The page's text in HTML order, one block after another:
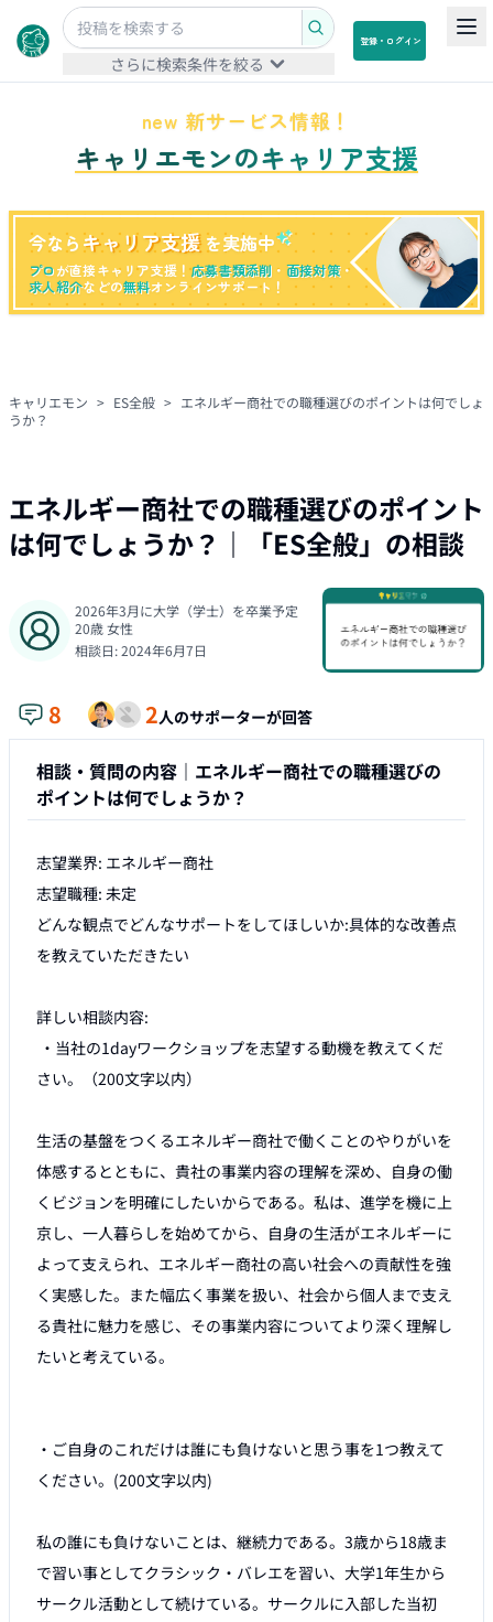
さらに検索条件を絞る
登録・ログイン
new 新サービス情報！
キャリエモンのキャリア支援
今なら キャリア支援 を実施中
プロが直接キャリア支援！応募書類添削 ・ 面接対策・
求人紹介などの無料オンラインサポート！
キャリエモン > ES全般 > エネルギー商社での職種選びのポイントは何でしょ
うか？
エネルギー商社での職種選びのポイント
は何でしょうか？ ｜「ES全般」の相談
2026年3月に大学（学士）を卒業予定
20歳女性
相談日:2024年6月7日
8 2人のサポーターが回答
相談・質問の内容｜ エネルギー商社での職種選びの
ポイントは何でしょうか？
志望業界: エネルギー商社
志望職種: 未定
どんな観点でどんなサポートをしてほしいか:具体的な改善点
を教えていただきたい
詳しい相談内容:
さい。（200文字以内）
生活の基盤をつくるエネルギー商社で働くことのやりがいを
体感するとともに、貴社の事業内容の理解を深め、自身の働
くビジョンを明確にしたいからである。私は、進学を機に上
京し、一人暮らしを始めてから、自身の生活がエネルギーに
よって支えられ、エネルギー商社の高い社会への貢献性を強
く実感した。また幅広く事業を扱い、社会から個人まで支え
る貴社に魅力を感じ、その事業内容についてより深く理解し
たいと考えている。
・ご自身のこれだけは誰にも負けないと思う事を1つ教えて
ください。(200文字以内)
私の誰にも負けないことは、継続力である。3歳から18歳ま
で習い事としてクラシック・バレエを習い、大学1年生から
サークル活動として続けている。サークルに入部した当初